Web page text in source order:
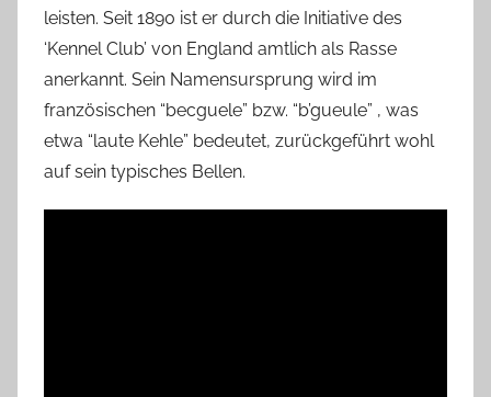
leisten. Seit 1890 ist er durch die Initiative des
‘Kennel Club’ von England amtlich als Rasse
anerkannt. Sein Namensursprung wird im
französischen “becguele” bzw. “b’gueule” , was
etwa “laute Kehle” bedeutet, zurückgeführt wohl
auf sein typisches Bellen.